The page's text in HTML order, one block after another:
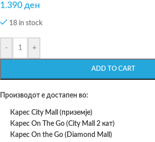
1.390 ден
18 in stock
- +
ADD TO CART
Производот е достапен во:
Карес City Mall (приземје)
Карес On The Go (City Mall 2 кат)
Карес On the Go (Diamond Mall)